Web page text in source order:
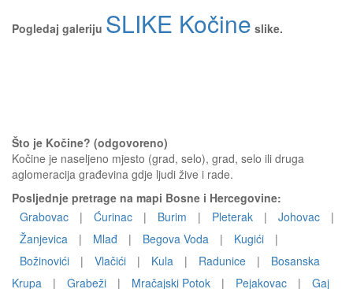
Pogledaj galeriju SLIKE Kočine slike.
Što je Kočine? (odgovoreno)
Kočine je naseljeno mjesto (grad, selo), grad, selo ili druga
aglomeracija građevina gdje ljudi žive i rade.
Posljednje pretrage na mapi Bosne i Hercegovine:
Grabovac
| Ćurinac | Burim | Pleterak | Johovac
|
Žanjevica
| Mlađ | Begova Voda | Kugići
|
Božinovići
| Vlačići | Kula | Radunice |
Bosanska
Krupa
| Grabeži | Mračajski Potok | Pejakovac | Gaj